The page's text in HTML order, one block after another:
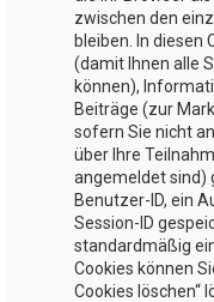
zwischen den
bleiben. In diesen
(damit Ihnen alle
können),
Beiträge (zur
sofern Sie nicht
über Ihre
angemeldet sind)
Benutzer-ID, ein
Session-ID
standardmäßig
Cookies können
Cookies löschen“